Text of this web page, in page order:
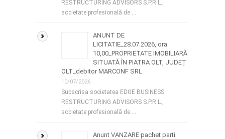
RESTRUCTURING ADVISORS S.P.R.L.,
societate profesională de …
ANUNT DE
LICITATIE_28.07.2026, ora
10,00_PROPRIETATE IMOBILIARĂ
SITUATĂ ÎN PIATRA OLT, JUDEȚ
OLT_debitor MARCONF SRL
10/07/2026
Subscrisa societatea EDGE BUSINESS
RESTRUCTURING ADVISORS S.P.R.L.,
societate profesională de …
Anunt VANZARE pachet parti